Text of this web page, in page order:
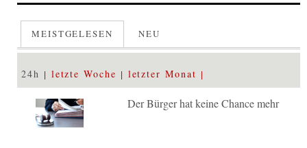
MEISTGELESEN NEU
24h letzte Woche letzter Monat
Der Bürger hat keine Chance mehr